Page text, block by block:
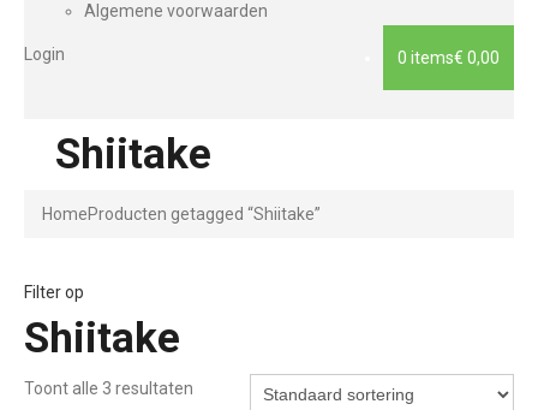
Algemene voorwaarden
0 items€ 0,00
Login
Shiitake
HomeProducten getagged “Shiitake”
Filter op
Shiitake
Toont alle 3 resultaten